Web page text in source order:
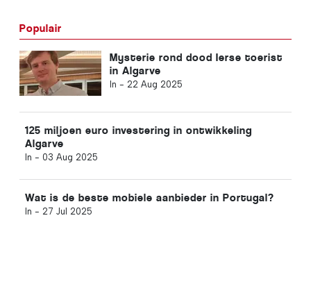
Populair
Mysterie rond dood Ierse toerist
in Algarve
In - 22 Aug 2025
125 miljoen euro investering in ontwikkeling
Algarve
In - 03 Aug 2025
Wat is de beste mobiele aanbieder in Portugal?
In - 27 Jul 2025